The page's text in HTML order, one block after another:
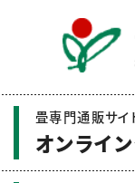
小
畳専門通販サ
オンライ